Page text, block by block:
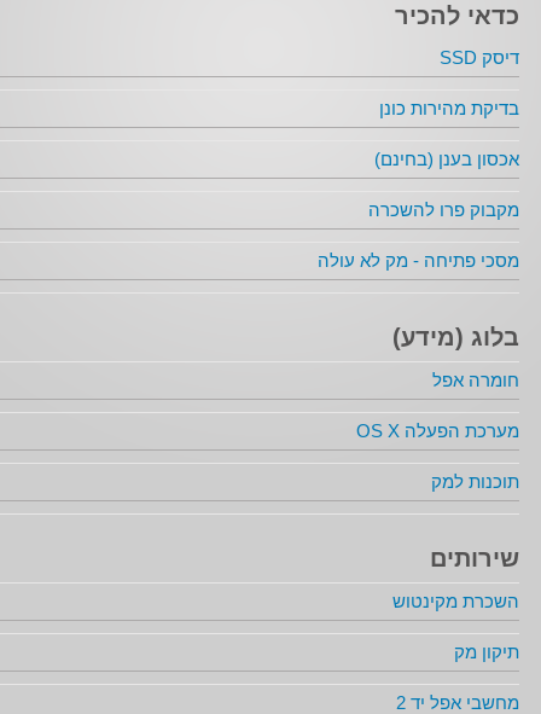
כדאי להכיר
דיסק SSD
בדיקת מהירות כונן
אכסון בענן (בחינם)
מקבוק פרו להשכרה
מסכי פתיחה - מק לא עולה
בלוג (מידע)
חומרה אפל
מערכת הפעלה OS X
תוכנות למק
שירותים
השכרת מקינטוש
תיקון מק
מחשבי אפל יד 2